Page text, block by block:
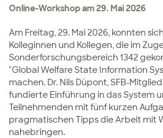
Online-Workshop am 29. Mai 2026
Am Freitag, 29. Mai 2026, konnten
Kolleginnen und Kollegen, die im
Sonderforschungsbereich 1342
"Global Welfare State Information
machen. Dr. Nils Düpont, SFB-
fundierte Einführung in das System
Teilnehmenden mit fünf kurzen
pragmatischen Tipps die Arbeit mit
nahebringen.